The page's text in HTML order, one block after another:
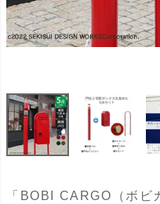
「BOBI CARGO（ボビ